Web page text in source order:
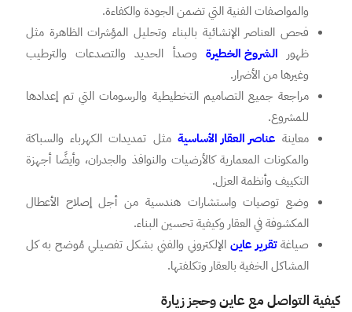
والمواصفات الفنية التي تضمن الجودة والكفاءة.
فحص العناصر الإنشائية بالبناء وتحليل المؤشرات الظاهرة مثل
ظهور الشروخ الخطيرة وصدأ الحديد والتصدعات والترطيب
وغيرها من الأضرار.
مراجعة جميع التصاميم التخطيطية والرسومات التي تم إعدادها
للمشروع.
معاينة عناصر العقار الأساسية مثل تمديدات الكهرباء والسباكة
والمكونات المعمارية كالأرضيات والنوافذ والجدران، وأيضًا أجهزة
التكييف وأنظمة العزل.
وضع توصيات واستشارات هندسية من أجل إصلاح الأعطال
المكشوفة في العقار وكيفية تحسين البناء.
صياغةتقرير عاين الإلكتروني والفني بشكل تفصيلي مُوضح به كل
المشاكل الخفية بالعقار وتكلفتها.
كيفية التواصل مع عاين وحجز زيارة